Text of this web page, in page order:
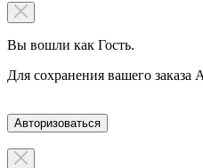
Вы вошли как Гость.
Для сохранения вашего заказа
Авторизоваться